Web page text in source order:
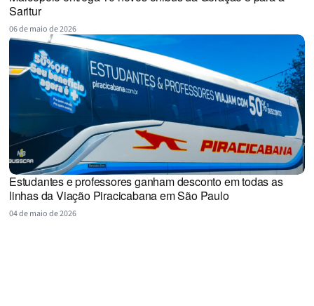
Saritur
06 de maio de 2026
Estudantes e professores ganham desconto em todas as
linhas da Viação Piracicabana em São Paulo
04 de maio de 2026